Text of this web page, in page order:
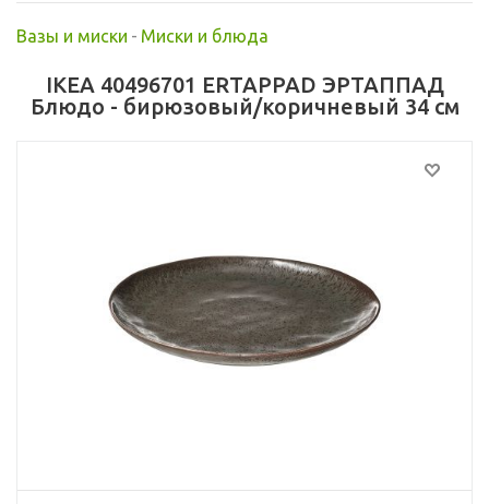
Вазы и миски - Миски и блюда
IKEA 40496701 ERTAPPAD ЭРТАППАД
Блюдо - бирюзовый/коричневый 34 см